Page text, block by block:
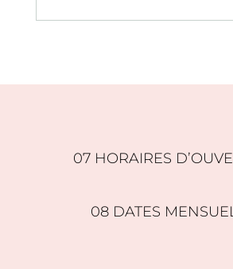
07 HORAIRES
08 DATES